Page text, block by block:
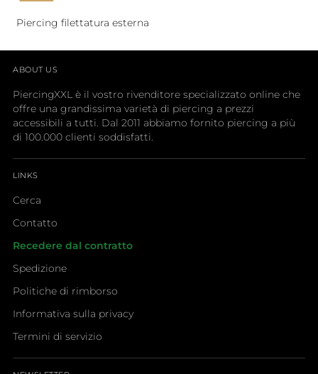
Piercing filettatura esterna
ABOUT US
PiercingXXL è il vostro rivenditore specializzato online che
offre una grandissima varietà di piercing a prezzi
accessibili a tutti. Dal 2011 abbiamo fornito piercing a più
di 100.000 clienti soddisfatti.
LINKS
Cerca
Contatto
Recedere dal contratto
Spedizione
Politiche di rimborso
Informativa sulla privacy
Termini di servizio